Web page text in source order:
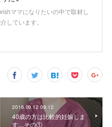
ママになりたいの中で取材し
しています。
2016.09.12 09:12
40歳の方は比較的妊娠しま
す…その①